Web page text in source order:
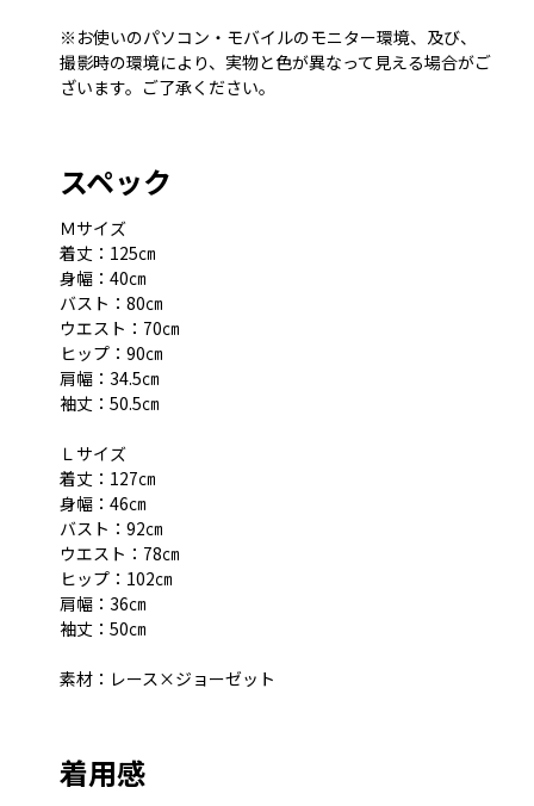
※お使いのパソコン・モバイルのモニター環境、及び、
撮影時の環境により、実物と色が異なって見える場合がご
ざいます。ご了承ください。
スペック
Ｍサイズ
着丈：125㎝
身幅：40㎝
バスト：80㎝
ウエスト：70㎝
ヒップ：90㎝
肩幅：34.5㎝
袖丈：50.5㎝
Ｌサイズ
着丈：127㎝
身幅：46㎝
バスト：92㎝
ウエスト：78㎝
ヒップ：102㎝
肩幅：36㎝
袖丈：50㎝
素材：レース×ジョーゼット
着用感